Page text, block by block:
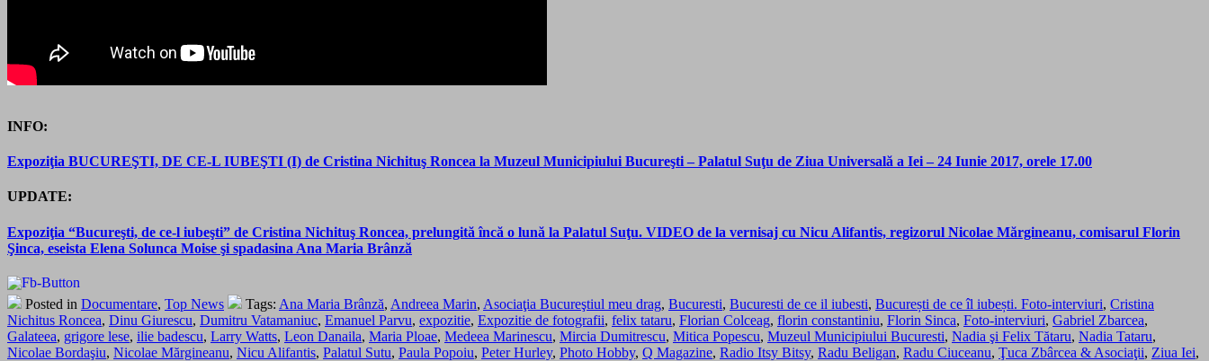
INFO:
Expoziţia BUCUREŞTI, DE CE-L IUBEŞTI (I) de Cristina Nichituş Roncea la Muzeul Municipiului Bucureşti – Palatul Suţu de Ziua Universală a Iei – 24 Iunie 2017, orele 17.00
UPDATE:
Expoziţia “Bucureşti, de ce-l iubeşti” de Cristina Nichituş Roncea, prelungită încă o lună la Palatul Suţu. VIDEO de la vernisaj cu Nicu Alifantis, regizorul Nicolae Mărgineanu, comisarul Florin
Şinca, eseista Elena Solunca Moise şi spadasina Ana Maria Brânză
Posted in Documentare, Top News Tags: Ana Maria Brânză, Andreea Marin, Asociaţia Bucureştiul meu drag, Bucuresti, Bucuresti de ce il iubesti, București de ce îl iubești. Foto-interviuri, Cristina
Nichitus Roncea, Dinu Giurescu, Dumitru Vatamaniuc, Emanuel Parvu, expozitie, Expozitie de fotografii, felix tataru, Florian Colceag, florin constantiniu, Florin Sinca, Foto-interviuri, Gabriel Zbarcea,
Galateea, grigore lese, ilie badescu, Larry Watts, Leon Danaila, Maria Ploae, Medeea Marinescu, Mircia Dumitrescu, Mitica Popescu, Muzeul Municipiului Bucuresti, Nadia şi Felix Tătaru, Nadia Tataru,
Nicolae Bordaşiu, Nicolae Mărgineanu, Nicu Alifantis, Palatul Sutu, Paula Popoiu, Peter Hurley, Photo Hobby, Q Magazine, Radio Itsy Bitsy, Radu Beligan, Radu Ciuceanu, Ţuca Zbârcea & Asociaţii, Ziua Iei,